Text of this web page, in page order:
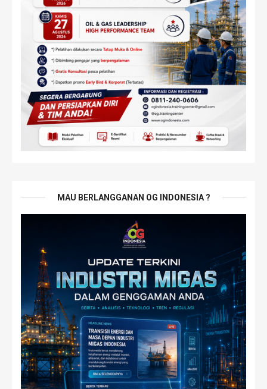
MAU BERLANGGANAN OG INDONESIA ?